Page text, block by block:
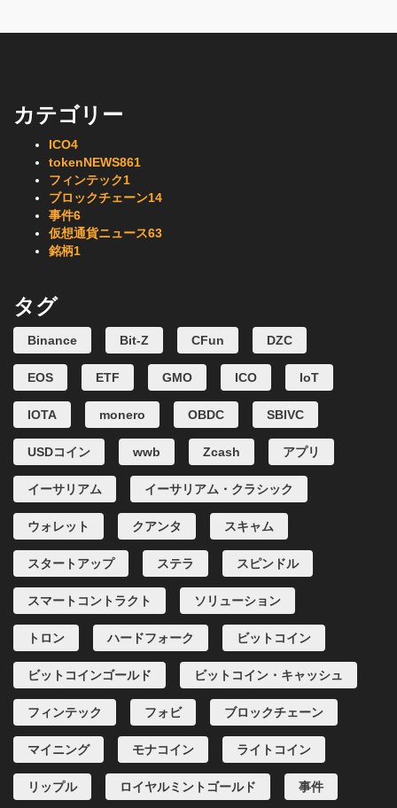
カテゴリー
ICO4
tokenNEWS861
フィンテック1
ブロックチェーン14
事件6
仮想通貨ニュース63
銘柄1
タグ
Binance Bit-Z CFun DZC
EOS ETF GMO ICO IoT
IOTA monero OBDC SBIVC
USDコイン wwb Zcash アプリ
イーサリアム イーサリアム・クラシック
ウォレット クアンタ スキャム
スタートアップ ステラ スピンドル
スマートコントラクト ソリューション
トロン ハードフォーク ビットコイン
ビットコインゴールド ビットコイン・キャッシュ
フィンテック フォビ ブロックチェーン
マイニング モナコイン ライトコイン
リップル ロイヤルミントゴールド 事件